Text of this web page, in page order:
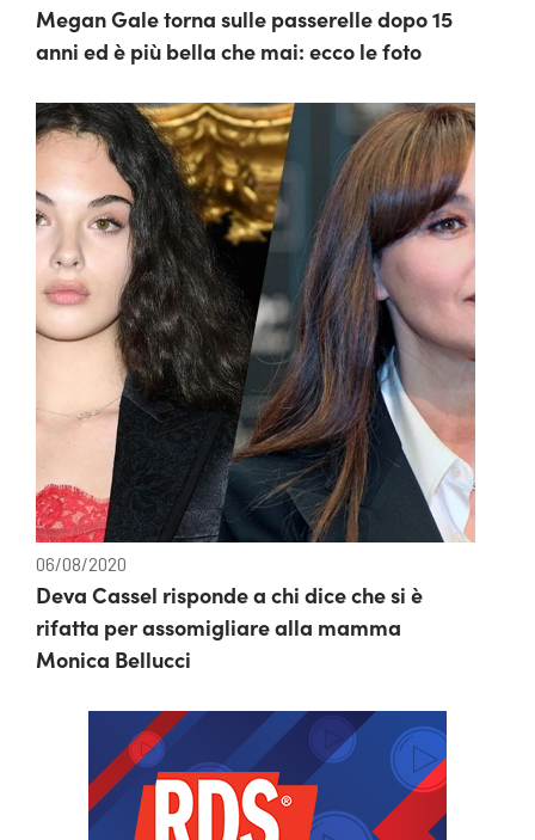
Megan Gale torna sulle passerelle dopo 15
anni ed è più bella che mai: ecco le foto
06/08/2020
Deva Cassel risponde a chi dice che si è
rifatta per assomigliare alla mamma
Monica Bellucci